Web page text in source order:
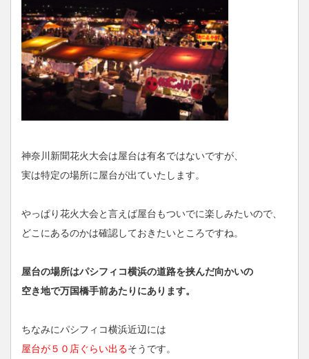
神奈川新聞花火大会は屋台は有名ではないですが、
実は特定の場所に屋台が出ていたします。
やっぱり花火大会と言えば屋台もついでに楽しみたいので、
どこにあるのかは確認しておきたいところですね。
屋台の場所はパシフィコ横浜の道路を挟んだ向かいの
空き地で万国橋手前あたりにあります。
ちなみにパシフィコ横浜近辺には
屋台が５０店ぐらい出るそうです。